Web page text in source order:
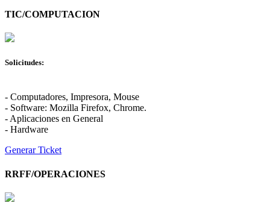
TIC/COMPUTACION
Solicitudes:
- Computadores, Impresora, Mouse
- Software: Mozilla Firefox, Chrome.
- Aplicaciones en General
- Hardware
Generar Ticket
RRFF/OPERACIONES